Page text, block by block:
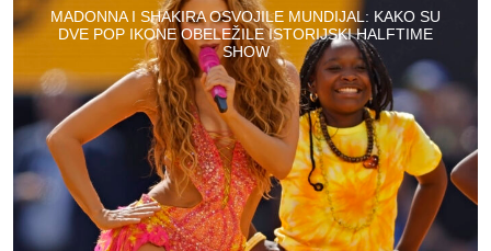
MADONNA I SHAKIRA OSVOJILE MUNDIJAL: KAKO SU
DVE POP IKONE OBELEŽILE ISTORIJSKI HALFTIME
SHOW